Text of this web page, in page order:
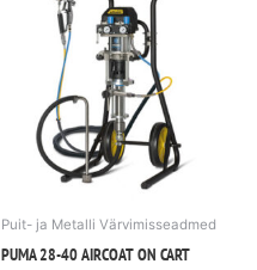
Puit- ja Metalli Värvimisseadmed
PUMA 28-40 AIRCOAT ON CART